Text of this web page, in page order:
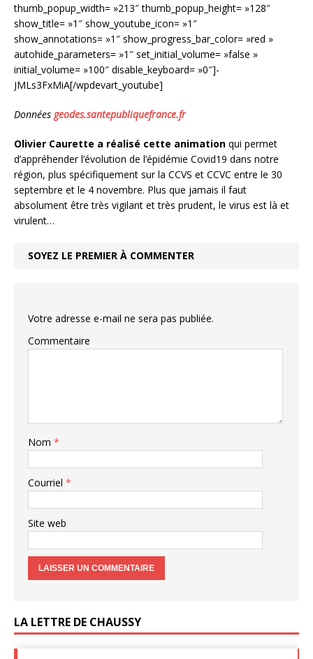
thumb_popup_width= »213″ thumb_popup_height= »128″
show_title= »1″ show_youtube_icon= »1″
show_annotations= »1″ show_progress_bar_color= »red »
autohide_parameters= »1″ set_initial_volume= »false »
initial_volume= »100″ disable_keyboard= »0″]-
JMLs3FxMiA[/wpdevart_youtube]
Données geodes.santepubliquefrance.fr
Olivier Caurette a réalisé cette animation qui permet
d’appréhender l’évolution de l’épidémie Covid19 dans notre
région, plus spécifiquement sur la CCVS et CCVC entre le 30
septembre et le 4 novembre. Plus que jamais il faut
absolument être très vigilant et très prudent, le virus est là et
virulent…
SOYEZ LE PREMIER À COMMENTER
Votre adresse e-mail ne sera pas publiée.
Commentaire
Nom *
Courriel *
Site web
LA LETTRE DE CHAUSSY